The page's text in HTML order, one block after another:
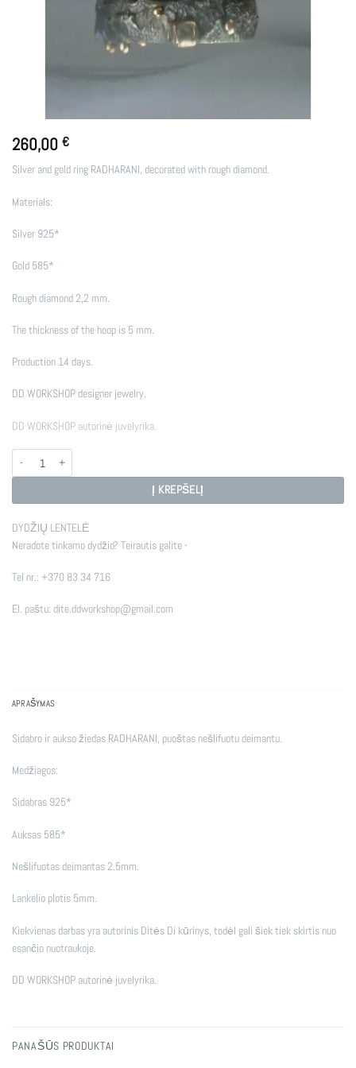
260,00 €
Silver and gold ring RADHARANI, decorated with rough diamond.
Materials:
Silver 925*
Gold 585*
Rough diamond 2,2 mm.
The thickness of the hoop is 5 mm.
Production 14 days.
DD WORKSHOP designer jewelry.
DD WORKSHOP autorinė juvelyrika.
Į KREPŠELĮ
DYDŽIŲ LENTELĖ
Neradote tinkamo dydžio? Teirautis galite -
Tel nr.: +370 83 34 716
El. paštu: dite.ddworkshop@gmail.com
APRAŠYMAS
Sidabro ir aukso žiedas RADHARANI, puoštas nešlifuotu deimantu.
Medžiagos:
Sidabras 925*
Auksas 585*
Nešlifuotas deimantas 2.5mm.
Lankelio plotis 5mm.
Kiekvienas darbas yra autorinis Ditės Di kūrinys, todėl gali šiek tiek skirtis nuo
esančio nuotraukoje.
DD WORKSHOP autorinė juvelyrika.
PANAŠŪS PRODUKTAI